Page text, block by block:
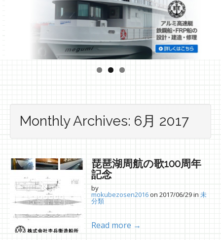
Monthly Archives: 6月 2017
琵琶湖周航の歌100周年
記念
by
mokubezosen2016 on 2017/06/29in 未
分類
Read more →